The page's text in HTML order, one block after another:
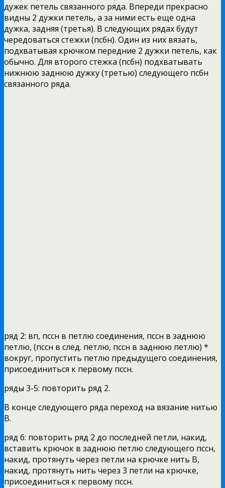
дужек петель связанного ряда. Впереди прекрасно
видны 2 дужки петель, а за ними есть еще одна
дужка, задняя (третья). В следующих рядах будут
чередоваться стежки (псбн). Один из них вязать,
подхватывая крючком передние 2 дужки петель, как
обычно. Для второго стежка (псбн) подхватывать
нижнюю заднюю дужку (третью) следующего псбн
связанного ряда.
ряд 2: вп, пссн в петлю соединения, пссн в заднюю
петлю, (пссн в след. петлю, пссн в заднюю петлю) *
вокруг, пропустить петлю предыдущего соединения,
присоединиться к первому пссн.
ряды 3-5: повторить ряд 2.
В конце следующего ряда переход на вязание нитью
В.
ряд 6: повторить ряд 2 до последней петли, накид,
вставить крючок в заднюю петлю следующего пссн,
накид, протянуть через петли на крючке нить В,
накид, протянуть нить через 3 петли на крючке,
присоединиться к первому пссн.